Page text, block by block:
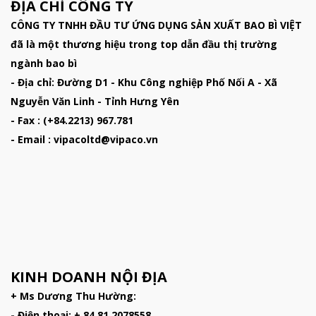
ĐỊA CHỈ CÔNG TY
CÔNG TY TNHH ĐẦU TƯ ỨNG DỤNG SẢN XUẤT BAO BÌ VIỆT
đã là một thương hiệu trong top dẫn đầu thị trường
ngành bao bì
- Địa chỉ: Đường D1 - Khu Công nghiệp Phố Nối A - Xã
Nguyễn Văn Linh - Tỉnh Hưng Yên
- Fax : (+84.2213) 967.781
- Email : vipacoltd@vipaco.vn
KINH DOANH NỘI ĐỊA
+ Ms Dương Thu Hường: